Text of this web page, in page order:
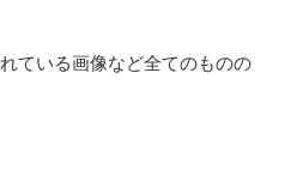
ている画像など全てのものの